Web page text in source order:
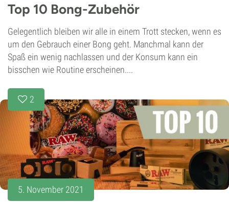
Top 10 Bong-Zubehör
Gelegentlich bleiben wir alle in einem Trott stecken, wenn es
um den Gebrauch einer Bong geht. Manchmal kann der
Spaß ein wenig nachlassen und der Konsum kann ein
bisschen wie Routine erscheinen....
2
5. November 2021